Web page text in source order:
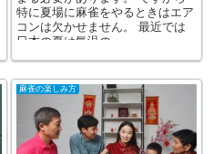
特に夏場に麻雀をやるときはエア
コンは欠かせません。 最近では
日本の夏は気温の...
麻雀の楽しみ方